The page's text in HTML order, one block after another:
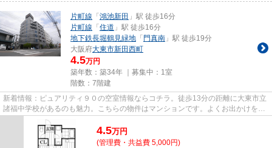
片町線 「 鴻池新田 」駅 徒歩16分
片町線 「 住道 」駅 徒歩16分
地下鉄長堀鶴見緑地 「 門真南 」駅 徒歩19分
大阪府大東市新田西町
4.5万円
築年数：築34年 ｜募集中： 1室
階数：7階建
新着情報：ピュアリティ９０の空室情報ならコチラ。徒歩13分の距離に大東市立
諸福中学校があるのも魅力。こちらの物件はマンションです。よくお出かけをす
る方にも便利な、2駅利用可能...
4.5万円
(管理費・共益費 5,000円)